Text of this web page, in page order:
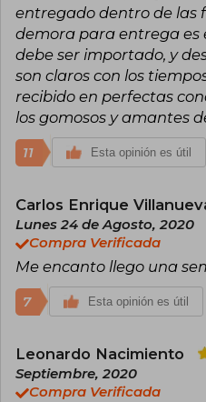
"Literatura
dragones del
A lo largo de su
premios y
comunicador
considerado
ciencia más
su capacidad de
los aspectos
especializado
entregado dentro de las
demora para entrega es
debe ser importado, y
son claros con los
recibido en perfectas
los gomosos y amantes
11 Esta opinión es útil
Carlos Enrique
Lunes 24 de Agosto, 2020
Compra Verificada
Me encanto llego una
7 Esta opinión es útil
Leonardo Nacimiento
Septiembre, 2020
Compra Verificada